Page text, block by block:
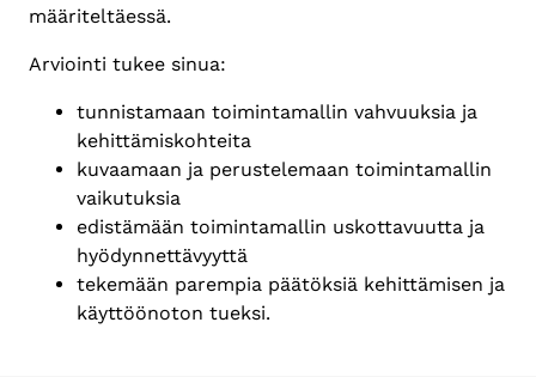
määriteltäessä.
Arviointi tukee sinua:
tunnistamaan toimintamallin vahvuuksia ja
kehittämiskohteita
kuvaamaan ja perustelemaan toimintamallin
vaikutuksia
edistämään toimintamallin uskottavuutta ja
hyödynnettävyyttä
tekemään parempia päätöksiä kehittämisen ja
käyttöönoton tueksi.